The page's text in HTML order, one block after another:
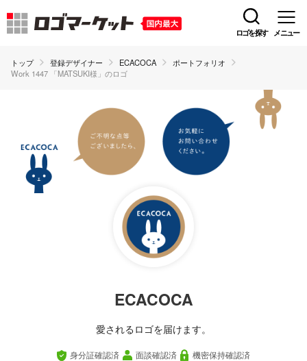
ロゴを探す メニュー
トップ 登録デザイナー ECACOCA
ポートフォリオ
Work 1447 「MATSUKI様」のロゴ
ECACOCA
愛されるロゴを届けます。
身分証確認済 面談確認済 機密保持確認済